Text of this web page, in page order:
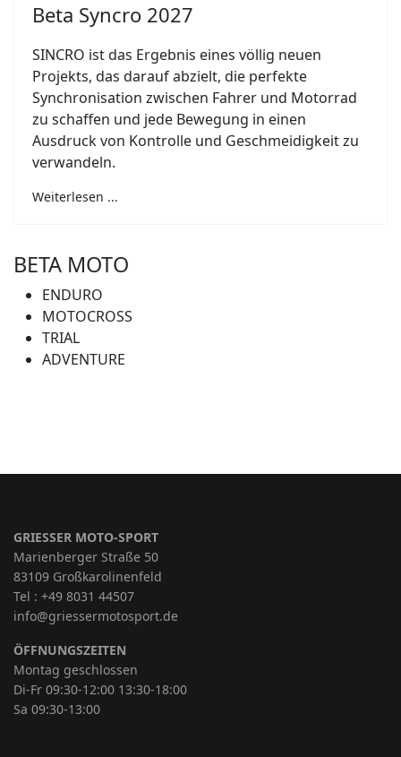
Beta Syncro 2027
SINCRO ist das Ergebnis eines völlig neuen
Projekts, das darauf abzielt, die perfekte
Synchronisation zwischen Fahrer und Motorrad
zu schaffen und jede Bewegung in einen
Ausdruck von Kontrolle und Geschmeidigkeit zu
verwandeln.
Weiterlesen ...
BETA MOTO
ENDURO
MOTOCROSS
TRIAL
ADVENTURE
GRIESSER MOTO-SPORT
Marienberger Straße 50
83109 Großkarolinenfeld
Tel : +49 8031 44507
info@griessermotosport.de
ÖFFNUNGSZEITEN
Montag geschlossen
Di-Fr 09:30-12:00 13:30-18:00
Sa 09:30-13:00